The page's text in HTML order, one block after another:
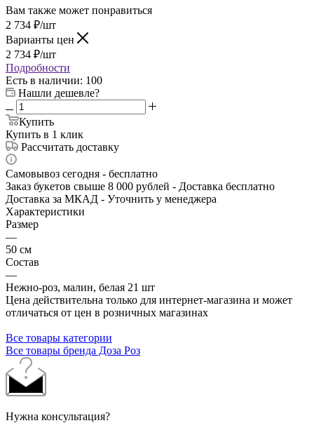
Вам также может понравиться
2 734 ₽/шт
Варианты цен
2 734 ₽/шт
Подробности
Есть в наличии: 100
Нашли дешевле?
Купить
Купить в 1 клик
Рассчитать доставку
Самовывоз сегодня - бесплатно
Заказ букетов свыше 8 000 рублей - Доставка бесплатно
Доставка за МКАД - Уточнить у менеджера
Характеристики
Размер
—
50 см
Состав
—
Нежно-роз, малин, белая 21 шт
Цена действительна только для интернет-магазина и может
отличаться от цен в розничных магазинах
Все товары категории
Все товары бренда Доза Роз
Нужна консультация?